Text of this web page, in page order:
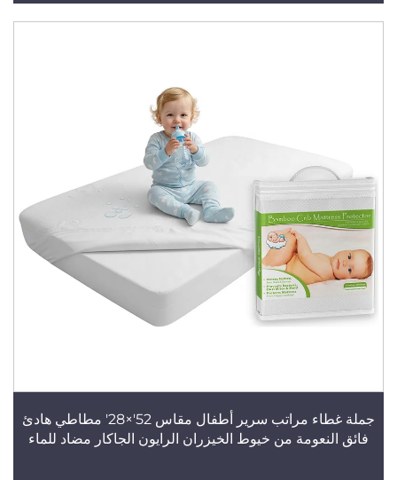
جملة غطاء مراتب سرير أطفال مقاس 52'×28' مطاطي هادئ
فائق النعومة من خيوط الخيزران الرايون الجاكار مضاد للماء